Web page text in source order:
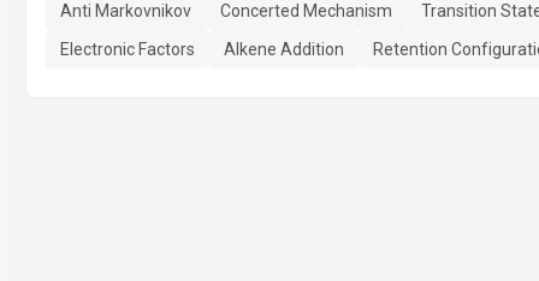
Anti Markovnikov
Concerted Mechanism
Transition
Electronic Factors
Alkene Addition Retention